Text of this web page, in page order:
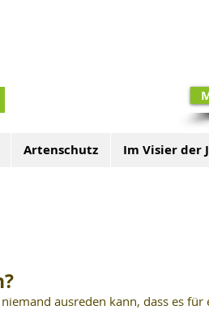
Artenschutz Im Visier der
ausreden kann, dass es